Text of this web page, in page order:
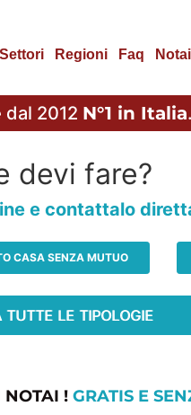
Settori Regioni Faq Notai
dal 2012 N°1 in Italia
devi fare?
e contattalo
CASA SENZA MUTUO
NOTAI ! GRATIS E